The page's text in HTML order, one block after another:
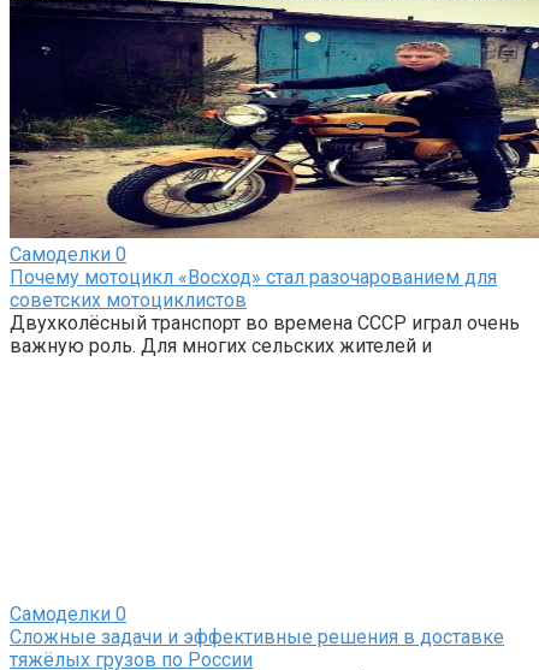
Самоделки 0
Почему мотоцикл «Восход» стал разочарованием для
советских мотоциклистов
Двухколёсный транспорт во времена СССР играл очень
важную роль. Для многих сельских жителей и
Самоделки 0
Сложные задачи и эффективные решения в доставке
тяжёлых грузов по России